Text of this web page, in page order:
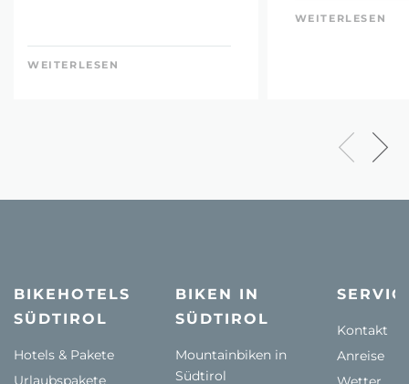
WEITERLESEN
WEITERLESEN
BIKEHOTELS
SÜDTIROL
Hotels & Pakete
BIKEN IN
SÜDTIROL
Mountainbiken in
Südtirol
Kontakt
Anreise